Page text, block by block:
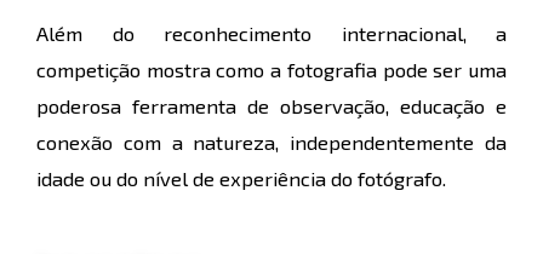
Além do reconhecimento internacional, a
competição mostra como a fotografia pode ser uma
poderosa ferramenta de observação, educação e
conexão com a natureza, independentemente da
idade ou do nível de experiência do fotógrafo.